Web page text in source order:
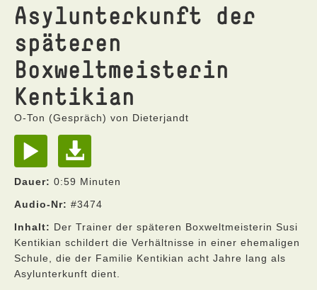
Asylunterkunft der
späteren
Boxweltmeisterin
Kentikian
O-Ton (Gespräch) von Dieterjandt
Dauer: 0:59 Minuten
Audio-Nr: #3474
Inhalt: Der Trainer der späteren Boxweltmeisterin Susi
Kentikian schildert die Verhältnisse in einer ehemaligen
Schule, die der Familie Kentikian acht Jahre lang als
Asylunterkunft dient.